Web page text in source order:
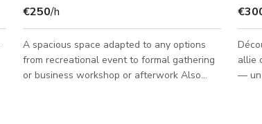
€250/h
A spacious space adapted to any options
from recreational event to formal gathering
or business workshop or afterwork Also
allie
— un